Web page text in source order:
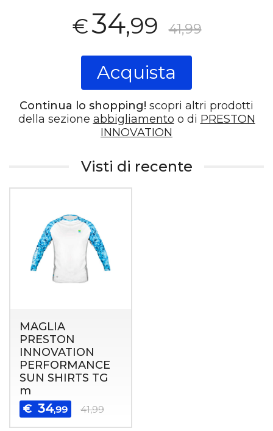
€34,99 41,99
Acquista
Continua lo shopping! scopri altri prodotti
della sezione abbigliamento o di PRESTON
INNOVATION
Visti di recente
MAGLIA
PRESTON
INNOVATION
PERFORMANCE
SUN SHIRTS TG
m
€ 34,99 41,99